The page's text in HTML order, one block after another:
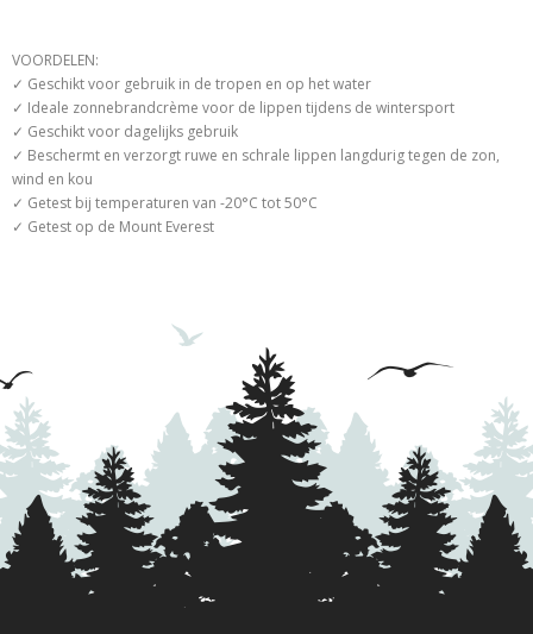
VOORDELEN:
✓ Geschikt voor gebruik in de tropen en op het water
✓ Ideale zonnebrandcrème voor de lippen tijdens de wintersport
✓ Geschikt voor dagelijks gebruik
✓ Beschermt en verzorgt ruwe en schrale lippen langdurig tegen de zon,
wind en kou
✓ Getest bij temperaturen van -20°C tot 50°C
✓ Getest op de Mount Everest